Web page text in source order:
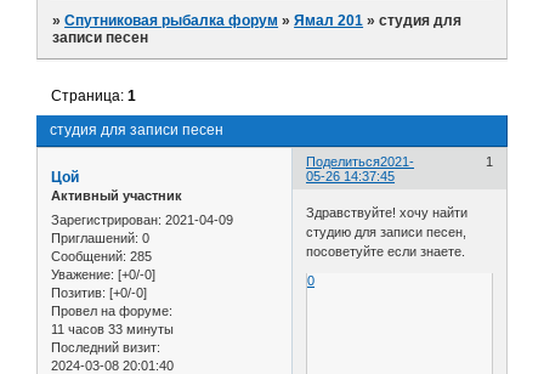
»Спутниковая рыбалка форум »Ямал 201 »студия для
записи песен
студия для записи песен
Страница:1
Поделиться 1
2021-
05-26 14:37:45
Цой
Активный участник
Зарегистрирован: 2021-04-09
Приглашений: 0
Сообщений: 285
Уважение: [+0/-0]
Позитив: [+0/-0]
Провел на форуме:
11 часов 33 минуты
Последний визит:
2024-03-08 20:01:40
Здравствуйте! хочу найти
студию для записи песен,
посоветуйте если знаете.
0